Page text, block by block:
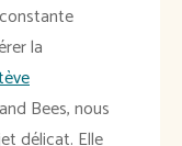
la
Bees, nous
délicat. Elle